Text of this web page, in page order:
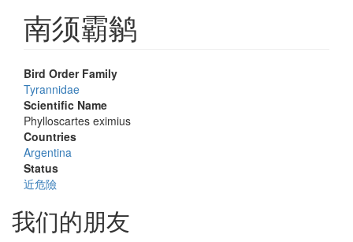
南须霸鹟
Bird Order Family
Tyrannidae
Scientific Name
Phylloscartes eximius
Countries
Argentina
Status
近危險
我们的朋友